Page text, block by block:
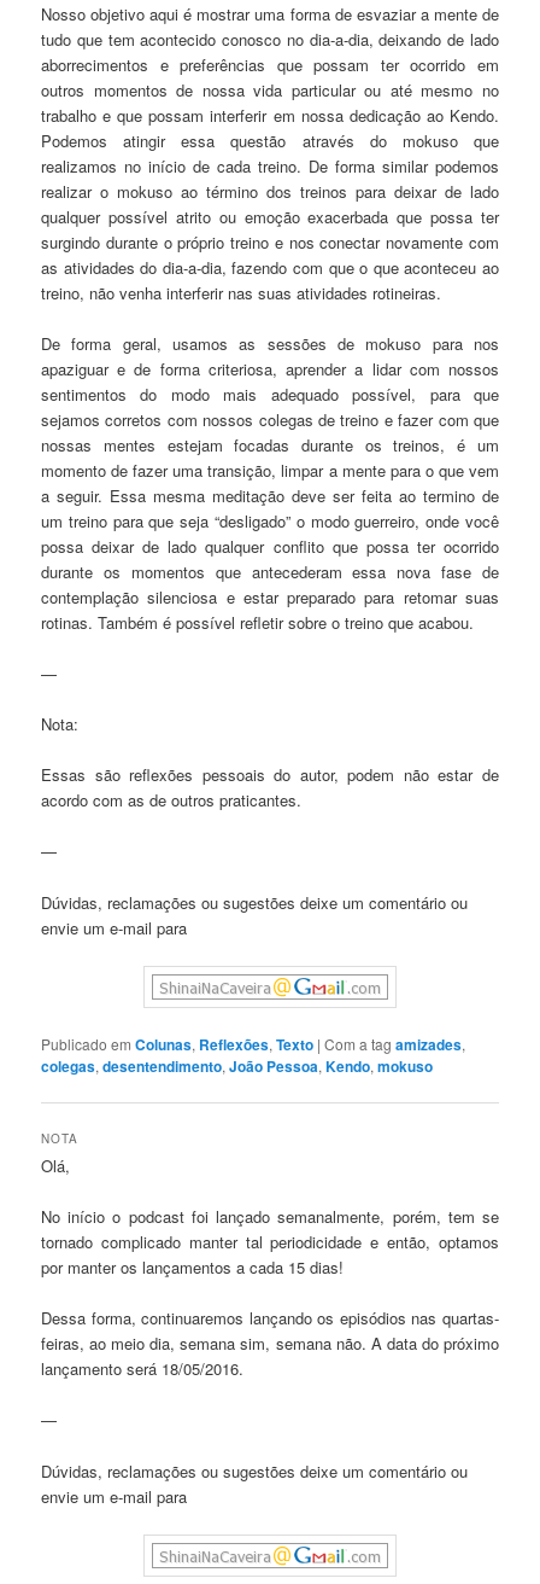
Nosso objetivo aqui é mostrar uma forma de esvaziar a mente de
tudo que tem acontecido conosco no dia-a-dia, deixando de lado
aborrecimentos e preferências que possam ter ocorrido em
outros momentos de nossa vida particular ou até mesmo no
trabalho e que possam interferir em nossa dedicação ao Kendo.
Podemos atingir essa questão através do mokuso que
realizamos no início de cada treino. De forma similar podemos
realizar o mokuso ao término dos treinos para deixar de lado
qualquer possível atrito ou emoção exacerbada que possa ter
surgindo durante o próprio treino e nos conectar novamente com
as atividades do dia-a-dia, fazendo com que o que aconteceu ao
treino, não venha interferir nas suas atividades rotineiras.
De forma geral, usamos as sessões de mokuso para nos
apaziguar e de forma criteriosa, aprender a lidar com nossos
sentimentos do modo mais adequado possível, para que
sejamos corretos com nossos colegas de treino e fazer com que
nossas mentes estejam focadas durante os treinos, é um
momento de fazer uma transição, limpar a mente para o que vem
a seguir. Essa mesma meditação deve ser feita ao termino de
um treino para que seja “desligado” o modo guerreiro, onde você
possa deixar de lado qualquer conflito que possa ter ocorrido
durante os momentos que antecederam essa nova fase de
contemplação silenciosa e estar preparado para retomar suas
rotinas. Também é possível refletir sobre o treino que acabou.
—
Nota:
Essas são reflexões pessoais do autor, podem não estar de
acordo com as de outros praticantes.
—
Dúvidas, reclamações ou sugestões deixe um comentário ou
envie um e-mail para
Publicado em Colunas, Reflexões,Texto |Com a tagamizades,
colegas,desentendimento,João Pessoa,Kendo,mokuso
NOTA
Olá,
No início o podcast foi lançado semanalmente, porém, tem se
tornado complicado manter tal periodicidade e então, optamos
por manter os lançamentos a cada 15 dias!
Dessa forma, continuaremos lançando os episódios nas quartas-
feiras, ao meio dia, semana sim, semana não. A data do próximo
lançamento será 18/05/2016.
—
Dúvidas, reclamações ou sugestões deixe um comentário ou
envie um e-mail para